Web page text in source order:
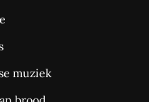
muziek